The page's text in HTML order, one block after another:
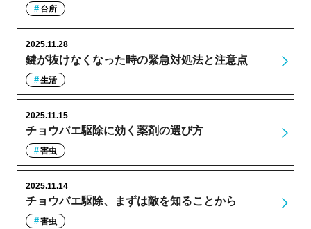
台所
鍵が抜けなくなった時の緊急対処法と注意点
2025.11.28
生活
チョウバエ駆除に効く薬剤の選び方
2025.11.15
害虫
チョウバエ駆除、まずは敵を知ることから
2025.11.14
害虫